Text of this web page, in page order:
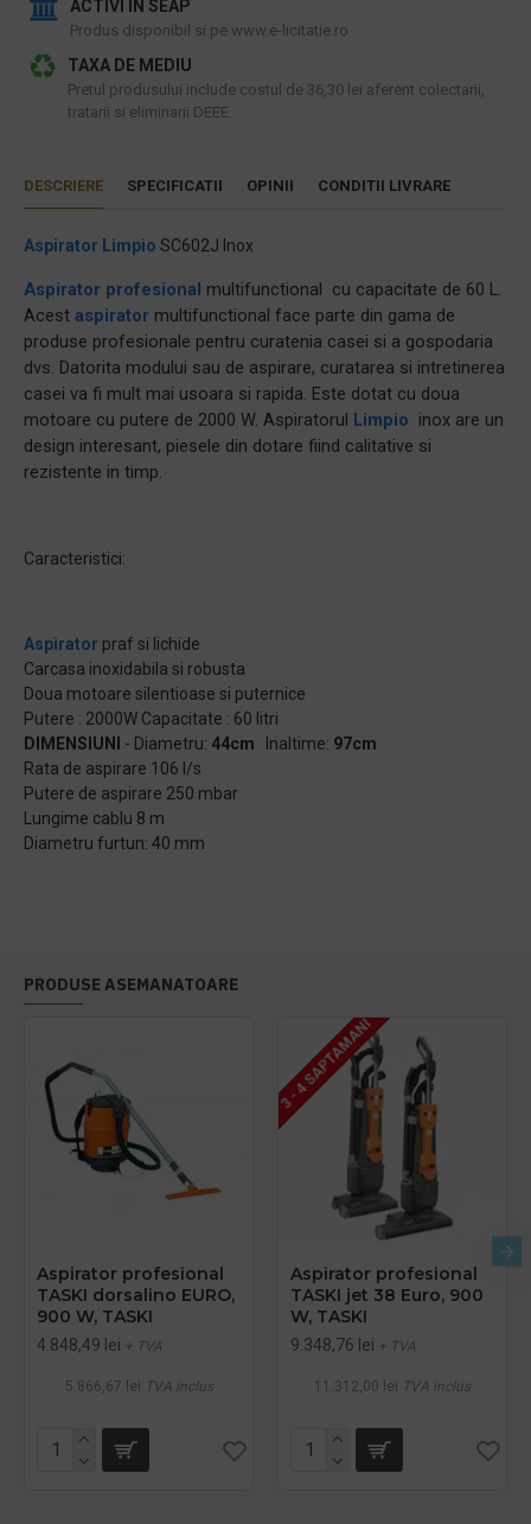
ACTIVI IN SEAP
Produs disponibil si pe www.e-licitatie.ro
TAXA DE MEDIU
Pretul produsului include costul de 36,30 lei aferent colectarii,
tratarii si eliminarii DEEE.
DESCRIERE SPECIFICATII OPINII CONDITII LIVRARE
Aspirator Limpio SC602J Inox
Aspirator profesional multifunctional cu capacitate de 60 L.
Acest aspirator multifunctional face parte din gama de
produse profesionale pentru curatenia casei si a gospodaria
dvs. Datorita modului sau de aspirare, curatarea si intretinerea
casei va fi mult mai usoara si rapida. Este dotat cu doua
motoare cu putere de 2000 W. Aspiratorul Limpio inox are un
design interesant, piesele din dotare fiind calitative si
rezistente in timp.
Caracteristici:
Aspirator praf si lichide
Carcasa inoxidabila si robusta
Doua motoare silentioase si puternice
Putere : 2000W Capacitate : 60 litri
DIMENSIUNI
- Diametru: 44cm Inaltime: 97cm
Rata de aspirare 106 l/s
Putere de aspirare 250 mbar
Lungime cablu 8 m
Diametru furtun: 40 mm
PRODUSE ASEMANATOARE
Aspirator profesional
TASKI dorsalino EURO,
900 W, TASKI
4.848,49 lei + TVA
5.866,67 lei TVA inclus
3 - 4 SAPTAMANI
Aspirator profesional
TASKI jet 38 Euro, 900
W, TASKI
9.348,76 lei + TVA
11.312,00 lei TVA inclus